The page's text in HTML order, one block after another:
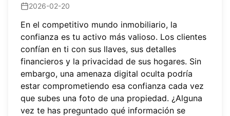
2026-02-20
En el competitivo mundo inmobiliario, la
confianza es tu activo más valioso. Los clientes
confían en ti con sus llaves, sus detalles
financieros y la privacidad de sus hogares. Sin
embargo, una amenaza digital oculta podría
estar comprometiendo esa confianza cada vez
que subes una foto de una propiedad. ¿Alguna
vez te has preguntado qué información se